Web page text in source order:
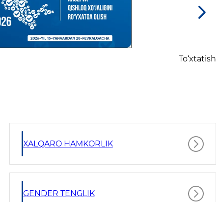
To‘xtatish
XALQARO HAMKORLIK
GENDER TENGLIK